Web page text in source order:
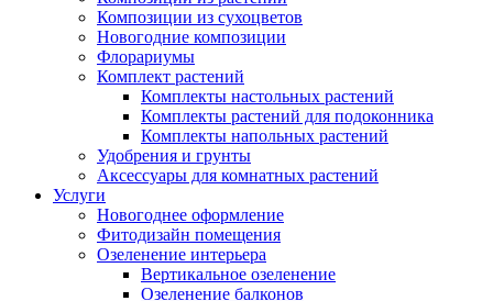
Композиции из сухоцветов
Новогодние композиции
Флорариумы
Комплект растений
Комплекты настольных растений
Комплекты растений для подоконника
Комплекты напольных растений
Удобрения и грунты
Аксессуары для комнатных растений
Услуги
Новогоднее оформление
Фитодизайн помещения
Озеленение интерьера
Вертикальное озеленение
Озеленение балконов